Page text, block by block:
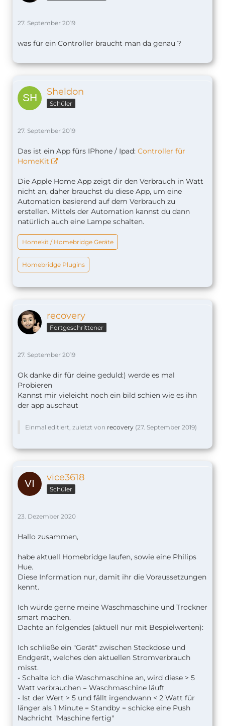
27. September 2019
was für ein Controller braucht man da genau ?
Sheldon
Schüler
27. September 2019
Das ist ein App fürs IPhone / Ipad: Controller für
HomeKit
Die Apple Home App zeigt dir den Verbrauch in Watt
nicht an, daher brauchst du diese App, um eine
Automation basierend auf dem Verbrauch zu
erstellen. Mittels der Automation kannst du dann
natürlich auch eine Lampe schalten.
Homekit / Homebridge Geräte
Homebridge Plugins
recovery
Fortgeschrittener
27. September 2019
Ok danke dir für deine geduld:) werde es mal
Probieren
Kannst mir vieleicht noch ein bild schien wie es ihn
der app auschaut
Einmal editiert, zuletzt von recovery (27. September 2019)
vice3618
Schüler
23. Dezember 2020
Hallo zusammen,
habe aktuell Homebridge laufen, sowie eine Philips
Hue.
Diese Information nur, damit ihr die Voraussetzungen
kennt.
Ich würde gerne meine Waschmaschine und Trockner
smart machen.
Dachte an folgendes (aktuell nur mit Bespielwerten):
Ich schließe ein "Gerät" zwischen Steckdose und
Endgerät, welches den aktuellen Stromverbrauch
misst.
- Schalte ich die Waschmaschine an, wird diese > 5
Watt verbrauchen = Waschmaschine läuft
- Ist der Wert > 5 und fällt irgendwann < 2 Watt für
länger als 1 Minute = Standby = schicke eine Push
Nachricht "Maschine fertig"